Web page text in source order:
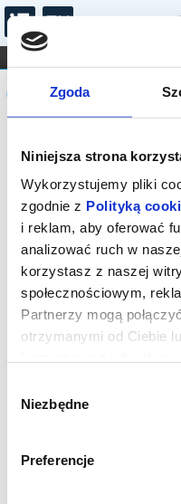
Zgoda
Niniejsza strona
Wykorzystujemy pliki
zgodnie z Polityką
i reklam, aby oferować
analizować ruch w
korzystasz z naszej
społecznościowym,
Partnerzy mogą
otrzymanymi od Ciebie
zgody
Niezbędne
Preferencje
FILHARMONIA OPERA
DLA DZIECI
Komunikat
Sprzedaż biletów
została